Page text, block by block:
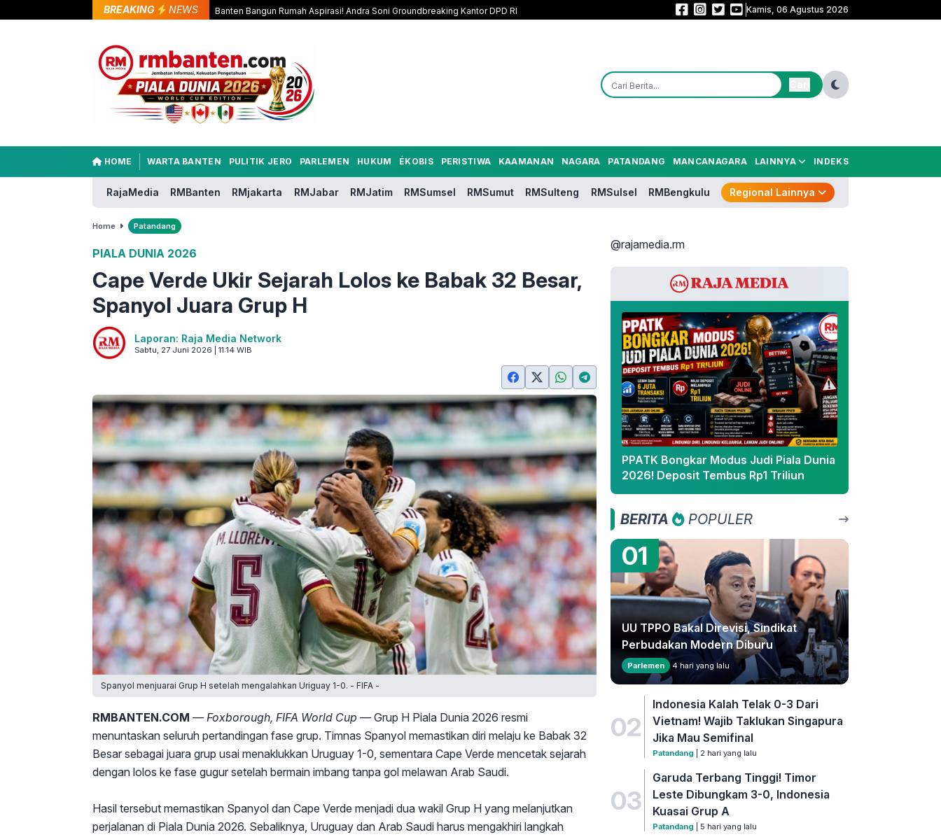
BREAKING NEWS Banten Bangun Rumah Aspirasi! Andra Soni Groundbreaking Kantor DPD RI Menko Polkam Pastikan Situasi Nasional Tetap Kondusif, Jangan
Kamis, 06 Agustus 2026
HOME WARTA BANTEN PULITIK JERO PARLEMEN HUKUM ÉKOBIS PERISTIWA KAAMANAN NAGARA PATANDANG MANCANAGARA LAINNYA INDEKS
RajaMedia RMBanten RMjakarta RMJabar RMJatim RMSumsel RMSumut RMSulteng RMSulsel RMBengkulu Regional Lainnya
Home Patandang
PIALA DUNIA 2026
Cape Verde Ukir Sejarah Lolos ke Babak 32 Besar,
Spanyol Juara Grup H
Laporan: Raja Media Network
Sabtu, 27 Juni 2026 | 11:14 WIB
Spanyol menjuarai Grup H setelah mengalahkan Uriguay 1-0. - FIFA -
RMBANTEN.COM — Foxborough, FIFA World Cup —Grup H Piala Dunia 2026 resmi
menuntaskan seluruh pertandingan fase grup. Timnas Spanyol memastikan diri melaju ke Babak 32
Besar sebagai juara grup usai menaklukkan Uruguay 1-0, sementara Cape Verde mencetak sejarah
dengan lolos ke fase gugur setelah bermain imbang tanpa gol melawan Arab Saudi.
Hasil tersebut memastikan Spanyol dan Cape Verde menjadi dua wakil Grup H yang melanjutkan
perjalanan di Piala Dunia 2026. Sebaliknya, Uruguay dan Arab Saudi harus mengakhiri langkah
@rajamedia.rm
PPATK Bongkar Modus Judi Piala Dunia
2026! Deposit Tembus Rp1 Triliun
BERITA POPULER
01
UU TPPO Bakal Direvisi, Sindikat
Perbudakan Modern Diburu
Parlemen 4 hari yang lalu
02
Indonesia Kalah Telak 0-3 Dari
Vietnam! Wajib Taklukan Singapura
Jika Mau Semifinal
Patandang | 2 hari yang lalu
03
Garuda Terbang Tinggi! Timor
Leste Dibungkam 3-0, Indonesia
Kuasai Grup A
Patandang | 5 hari yang lalu